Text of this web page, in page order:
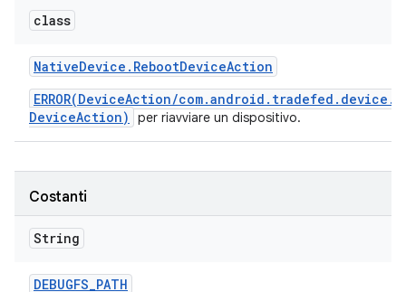
class
NativeDevice . RebootDeviceAction
ERROR(DeviceAction/
DeviceAction)
per riavviare un dispositivo.
Costanti
String
DEBUGFS_PATH